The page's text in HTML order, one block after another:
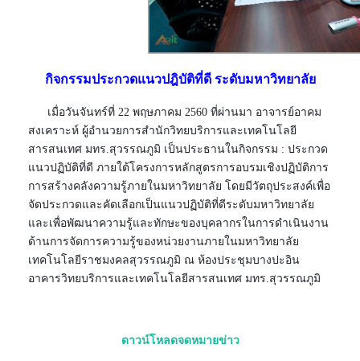
กิจกรรมประกวดแนวปฎิบัติที่ดี ระดับมหาวิทยาลัย
เมื่อวันจันทร์ที่ 22 พฤษภาคม 2560 ที่ผ่านมา อาจารย์อาคม
สงเคราะห์ ผู้อำนวยการสำนักวิทยบริการและเทคโนโลยี
สารสนเทศ มทร.สุวรรณภูมิ เป็นประธานในกิจกรรม : ประกวด
แนวปฏิบัติที่ดี ภายใต้โครงการหลักสูตรการอบรมเชิงปฏิบัติการ
การสร้างคลังความรู้ภายในมหาวิทยาลัย โดยมีวัตถุประสงค์เพื่อ
จัดประกวดและคัดเลือกเป็นแนวปฏิบัติที่ดีระดับมหาวิทยาลัย
และเพื่อพัฒนาความรู้และทักษะของบุคลากรในการดำเนินงาน
ด้านการจัดการความรู้ของหน่วยงานภายในมหาวิทยาลัย
เทคโนโลยีราชมงคลสุวรรณภูมิ ณ ห้องประชุมบางปะอิน
อาคารวิทยบริการและเทคโนโลยีสารสนเทศ มทร.สุวรรณภูมิ
ดาวน์โหลดจดหมายข่าว